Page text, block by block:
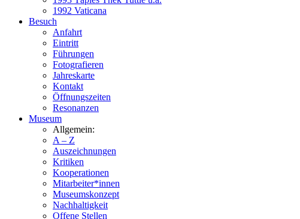
1992 Vaticana
Besuch
Anfahrt
Eintritt
Führungen
Fotografieren
Jahreskarte
Kontakt
Öffnungszeiten
Resonanzen
Museum
Allgemein:
A – Z
Auszeichnungen
Kritiken
Kooperationen
Mitarbeiter*innen
Museumskonzept
Nachhaltigkeit
Offene Stellen